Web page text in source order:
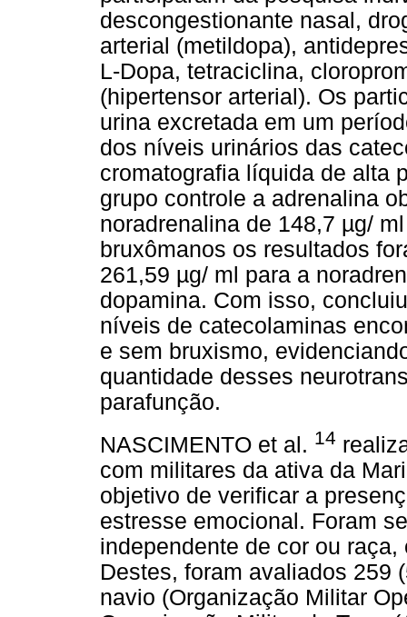
descongestionante nasal,
arterial (metildopa),
L-Dopa, tetraciclina,
(hipertensor arterial). Os
urina excretada em um
dos níveis urinários das
cromatografia líquida de alta
grupo controle a adrenalina
noradrenalina de 148,7 µg/
bruxômanos os resultados
261,59 µg/ ml para a
dopamina. Com isso,
níveis de catecolaminas
e sem bruxismo,
quantidade desses
parafunção.
NASCIMENTO et al. 14
com militares da ativa da
objetivo de verificar a
estresse emocional. Foram
independente de cor ou
Destes, foram avaliados 259
navio (Organização Militar